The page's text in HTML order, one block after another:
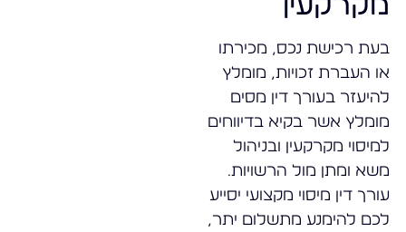
מקרקעין
בעת רכישת נכס, מכירתו
או העברת זכויות, מומלץ
להיעזר בעורך דין מסים
מומלץ אשר בקיא בדיווחים
למיסוי מקרקעין ובניהול
משא ומתן מול הרשויות.
עורך דין מיסוי מקצועי יסייע
לכם להימנע מתשלום יתר,